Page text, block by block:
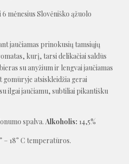
6 mėnesius Slovėniško ąžuolo
jaučiamas prinokusių tamsiųjų
kurį, tarsi delikačiai saldūs
su anyžium ir lengvai jaučiamas
gomūryje atsiskleidžia gerai
ilgai jaučiamu, subtiliai pikantišku
spalva. Alkoholis: 14,5%
– 18° C temperatūros.